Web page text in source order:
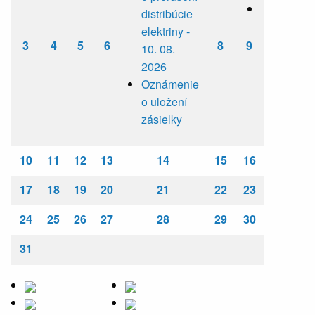
3 4 5 6
distribúcie
elektriny -
10. 08.
2026
Oznámenie
o uložení
zásielky
8 9
10 11 12 13 14 15
16
17
18 19 20 21 22
23
24
25 26 27 28 29
30
31